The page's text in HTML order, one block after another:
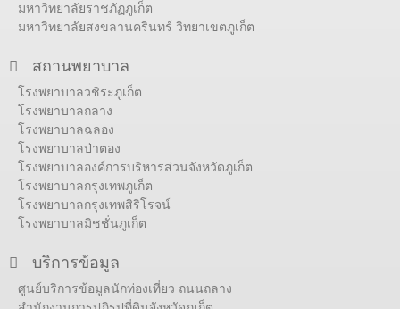
มหาวิทยาลัยราชภัฏภูเก็ต
มหาวิทยาลัยสงขลานครินทร์ วิทยาเขตภูเก็ต
สถานพยาบาล
โรงพยาบาลวชิระภูเก็ต
โรงพยาบาลถลาง
โรงพยาบาลฉลอง
โรงพยาบาลป่าตอง
โรงพยาบาลองค์การบริหารส่วนจังหวัดภูเก็ต
โรงพยาบาลกรุงเทพภูเก็ต
โรงพยาบาลกรุงเทพสิริโรจน์
โรงพยาบาลมิชชั่นภูเก็ต
บริการข้อมูล
ศูนย์บริการข้อมูลนักท่องเที่ยว ถนนถลาง